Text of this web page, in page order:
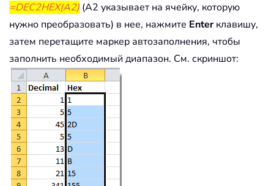
=DEC2HEX(A2) (A2 указывает на ячейку, которую
нужно преобразовать) в нее, нажмите Enterклавишу,
затем перетащите маркер автозаполнения, чтобы
заполнить необходимый диапазон. См. скриншот: